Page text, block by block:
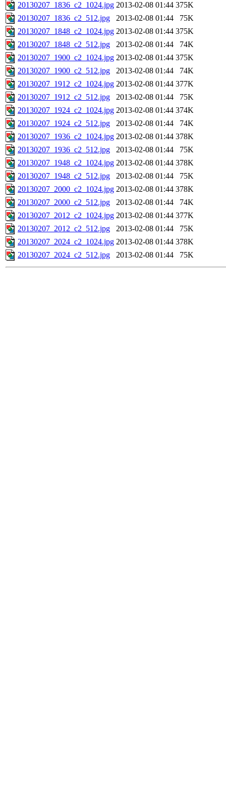
20130207_1836_c2_1024.jpg 2013-02-08 01:44 375K
20130207_1836_c2_512.jpg
2013-02-08 01:44
75K
20130207_1848_c2_1024.jpg 2013-02-08 01:44 375K
20130207_1848_c2_512.jpg
2013-02-08 01:44
74K
20130207_1900_c2_1024.jpg 2013-02-08 01:44 375K
20130207_1900_c2_512.jpg
2013-02-08 01:44
74K
20130207_1912_c2_1024.jpg 2013-02-08 01:44 377K
20130207_1912_c2_512.jpg
2013-02-08 01:44
75K
20130207_1924_c2_1024.jpg 2013-02-08 01:44 374K
20130207_1924_c2_512.jpg
2013-02-08 01:44
74K
20130207_1936_c2_1024.jpg 2013-02-08 01:44 378K
20130207_1936_c2_512.jpg
2013-02-08 01:44
75K
20130207_1948_c2_1024.jpg 2013-02-08 01:44 378K
20130207_1948_c2_512.jpg
2013-02-08 01:44
75K
20130207_2000_c2_1024.jpg 2013-02-08 01:44 378K
20130207_2000_c2_512.jpg
2013-02-08 01:44
74K
20130207_2012_c2_1024.jpg 2013-02-08 01:44 377K
20130207_2012_c2_512.jpg
2013-02-08 01:44
75K
20130207_2024_c2_1024.jpg 2013-02-08 01:44 378K
20130207_2024_c2_512.jpg
2013-02-08 01:44 75K